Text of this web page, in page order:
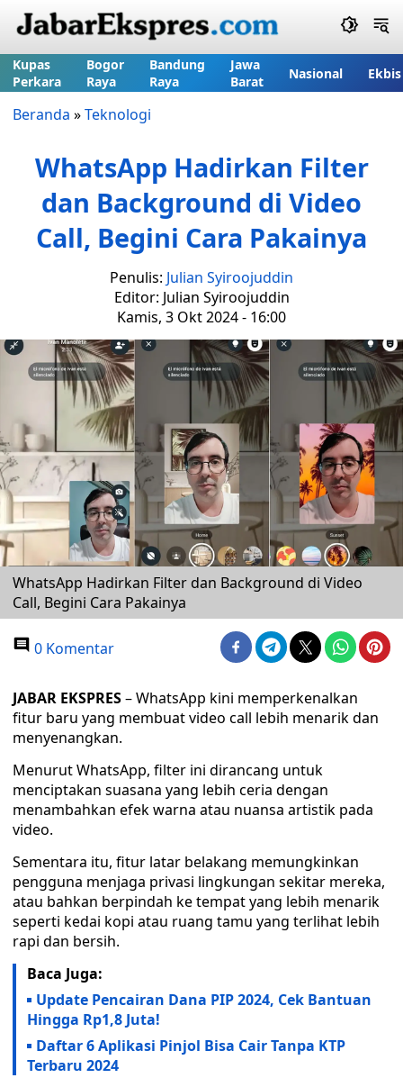
Kupas
Perkara
Bogor
Raya
Bandung
Raya
Jawa
Barat
Nasional Ekbis
Beranda »Teknologi
WhatsApp Hadirkan Filter
dan Background di Video
Call, Begini Cara Pakainya
Penulis: Julian Syiroojuddin
Editor: Julian Syiroojuddin
Kamis, 3 Okt 2024 - 16:00
WhatsApp Hadirkan Filter dan Background di Video
Call, Begini Cara Pakainya
0 Komentar
JABAR EKSPRES– WhatsApp kini memperkenalkan
fitur baru yang membuat video call lebih menarik dan
menyenangkan.
Menurut WhatsApp, filter ini dirancang untuk
menciptakan suasana yang lebih ceria dengan
menambahkan efek warna atau nuansa artistik pada
video.
Sementara itu, fitur latar belakang memungkinkan
pengguna menjaga privasi lingkungan sekitar mereka,
atau bahkan berpindah ke tempat yang lebih menarik
seperti kedai kopi atau ruang tamu yang terlihat lebih
rapi dan bersih.
Baca Juga:
Update Pencairan Dana PIP 2024, Cek Bantuan
Hingga Rp1,8 Juta!
Daftar 6 Aplikasi Pinjol Bisa Cair Tanpa KTP
Terbaru 2024